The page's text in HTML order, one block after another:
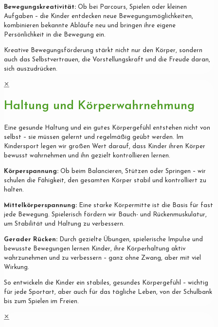
Bewegungskreativität: Ob bei Parcours, Spielen oder kleinen
Aufgaben – die Kinder entdecken neue Bewegungsmöglichkeiten,
kombinieren bekannte Abläufe neu und bringen ihre eigene
Persönlichkeit in die Bewegung ein.
Kreative Bewegungsförderung stärkt nicht nur den Körper, sondern
auch das Selbstvertrauen, die Vorstellungskraft und die Freude daran,
sich auszudrücken.
✕
Haltung und Körperwahrnehmung
Eine gesunde Haltung und ein gutes Körpergefühl entstehen nicht von
selbst – sie müssen gelernt und regelmäßig geübt werden. Im
Kindersport legen wir großen Wert darauf, dass Kinder ihren Körper
bewusst wahrnehmen und ihn gezielt kontrollieren lernen.
Körperspannung: Ob beim Balancieren, Stützen oder Springen – wir
schulen die Fähigkeit, den gesamten Körper stabil und kontrolliert zu
halten.
Mittelkörperspannung: Eine starke Körpermitte ist die Basis für fast
jede Bewegung. Spielerisch fördern wir Bauch- und Rückenmuskulatur,
um Stabilität und Haltung zu verbessern.
Gerader Rücken: Durch gezielte Übungen, spielerische Impulse und
bewusste Bewegungen lernen Kinder, ihre Körperhaltung aktiv
wahrzunehmen und zu verbessern – ganz ohne Zwang, aber mit viel
Wirkung.
So entwickeln die Kinder ein stabiles, gesundes Körpergefühl – wichtig
für jede Sportart, aber auch für das tägliche Leben, von der Schulbank
bis zum Spielen im Freien.
✕